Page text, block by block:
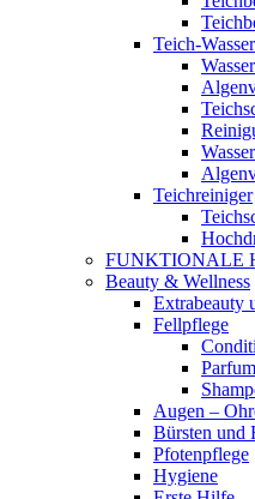
Teich-
Teichreiniger
FUNKTIONALE
Beauty & Wellness
Extrabeauty
Fellpflege
Parfum
Augen –
Bürsten und
Pfotenpflege
Hygiene